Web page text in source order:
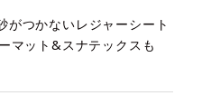
がつかないレジャーシート
マット&スナテックスも